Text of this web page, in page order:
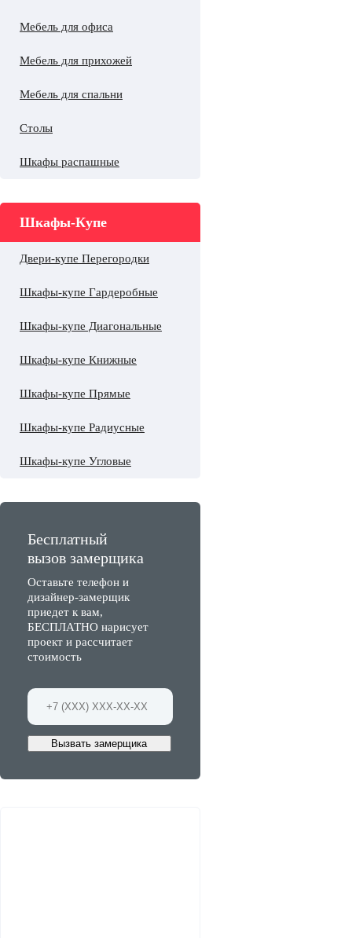
Мебель для офиса
Мебель для прихожей
Мебель для спальни
Столы
Шкафы распашные
Шкафы-Купе
Двери-купе Перегородки
Шкафы-купе Гардеробные
Шкафы-купе Диагональные
Шкафы-купе Книжные
Шкафы-купе Прямые
Шкафы-купе Радиусные
Шкафы-купе Угловые
Бесплатный
вызов замерщика
Оставьте телефон и
дизайнер-замерщик
приедет к вам,
БЕСПЛАТНО нарисует
проект и рассчитает
стоимость
Вызвать замерщика